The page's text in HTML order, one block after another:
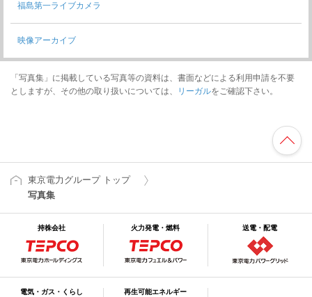
福島第一ライブカメラ
映像アーカイブ
「写真集」に掲載している写真等の資料は、書面などによる利用申請を不要
としますが、その他の取り扱いについては、
リーガルをご確認下さい。
東京電力グループ トップ
写真集
持株会社 火力発電・燃料 送電・配電
電気・ガス・くらし 再生可能エネルギー